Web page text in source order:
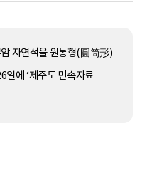
자연석을 원통형(圓筒形)
일에 ‘제주도 민속자료